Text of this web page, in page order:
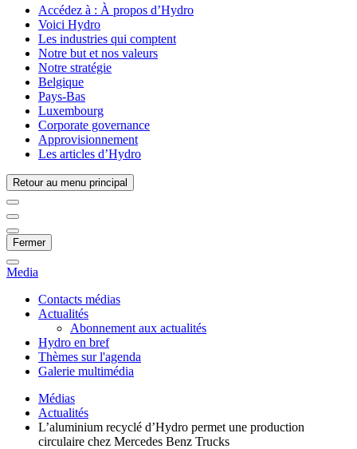
Accédez à : À propos d’Hydro
Voici Hydro
Les industries qui comptent
Notre but et nos valeurs
Notre stratégie
Belgique
Pays-Bas
Luxembourg
Corporate governance
Approvisionnement
Les articles d’Hydro
Retour au menu principal
Fermer
Media
Contacts médias
Actualités
Abonnement aux actualités
Hydro en bref
Thèmes sur l'agenda
Galerie multimédia
Médias
Actualités
L’aluminium recyclé d’Hydro permet une production
circulaire chez Mercedes Benz Trucks